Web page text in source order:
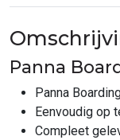
Panna
Panna
Eenvoudig op
Compleet